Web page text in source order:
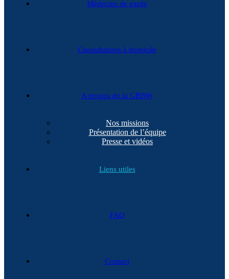
Médecins de garde
Consultations à domicile
A propos de la GBBW
Nos missions
Présentation de l’équipe
Presse et vidéos
Liens utiles
FAQ
Contact